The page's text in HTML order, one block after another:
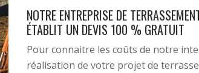
NOTRE ENTREPRISE DE
ÉTABLIT UN DEVIS 100 % GRATUIT
Pour connaitre les coûts de notre
réalisation de votre projet de